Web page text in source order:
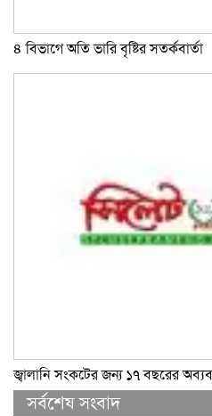
৪ বিভাগে অতি ভারি বৃষ্টির সতর্কবার্তা
জ্বালানি সংকটের জন্য ১৭ বছরের
সর্বশেষ সংবাদ